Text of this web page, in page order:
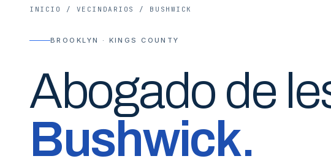
INICIO / VECINDARIOS / BUSHWICK
BROOKLYN · KINGS COUNTY
Abogado de
Bushwick.